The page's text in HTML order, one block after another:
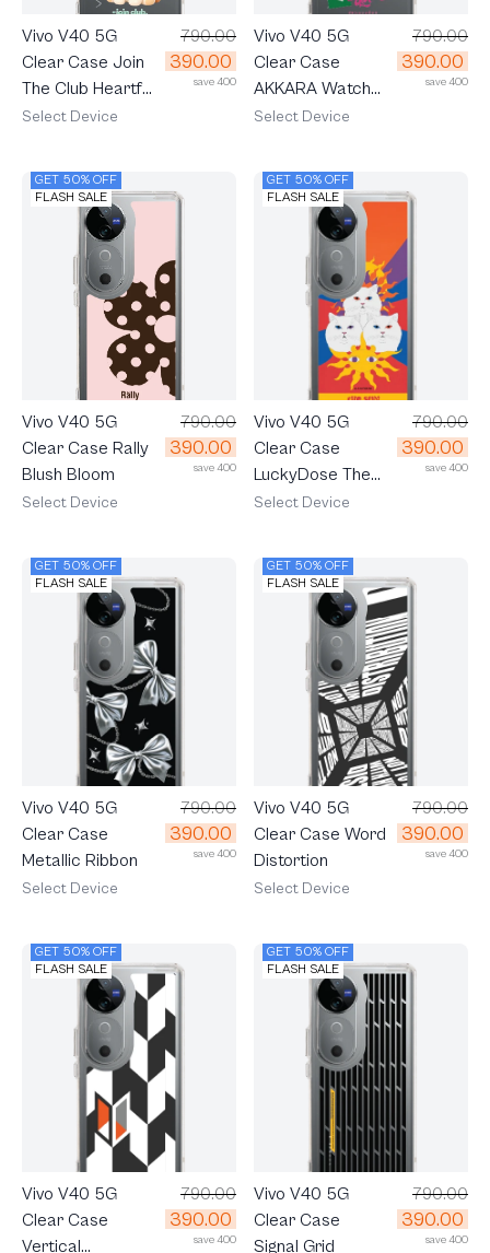
Vivo V40 5G
Clear Case Join
The Club Heartful
Beagle
790.00
390.00
save 400
Select Device
Vivo V40 5G
Clear Case
AKKARA Watch
Me
790.00
390.00
save 400
Select Device
GET 50% OFF
FLASH SALE
Vivo V40 5G
Clear Case Rally
Blush Bloom
790.00
390.00
save 400
Select Device
GET 50% OFF
FLASH SALE
Vivo V40 5G
Clear Case
LuckyDose The
Sun
790.00
390.00
save 400
Select Device
GET 50% OFF
FLASH SALE
Vivo V40 5G
Clear Case
Metallic Ribbon
790.00
390.00
save 400
Select Device
GET 50% OFF
FLASH SALE
Vivo V40 5G
Clear Case Word
Distortion
790.00
390.00
save 400
Select Device
GET 50% OFF
FLASH SALE
Vivo V40 5G
Clear Case
Vertical
790.00
390.00
save 400
GET 50% OFF
FLASH SALE
Vivo V40 5G
Clear Case
Signal Grid
790.00
390.00
save 400